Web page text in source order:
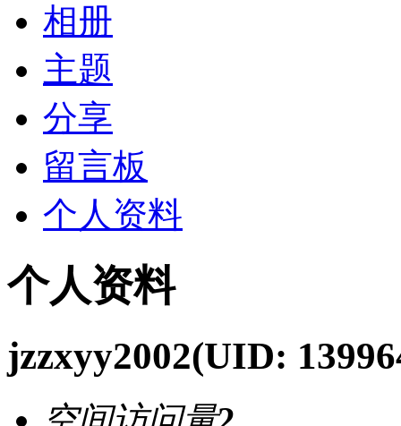
相册
主题
分享
留言板
个人资料
个人资料
jzzxyy2002(UID: